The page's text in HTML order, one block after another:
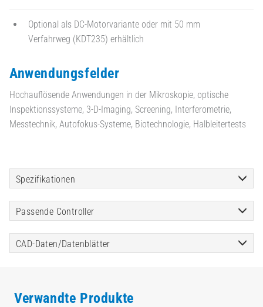
Optional als DC-Motorvariante oder mit 50 mm
Verfahrweg (KDT235) erhältlich
Anwendungsfelder
Hochauflösende Anwendungen in der Mikroskopie, optische
Inspektionssysteme, 3-D-Imaging, Screening, Interferometrie,
Messtechnik, Autofokus-Systeme, Biotechnologie, Halbleitertests
Spezifikationen
Passende Controller
CAD-Daten/Datenblätter
Verwandte Produkte